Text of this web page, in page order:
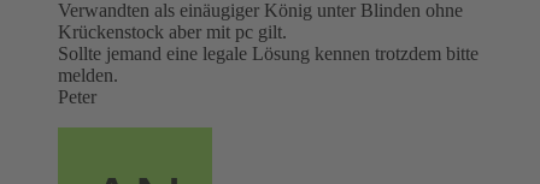
Verwandten als einäugiger König unter Blinden ohne
Krückenstock aber mit pc gilt.
Sollte jemand eine legale Lösung kennen trotzdem bitte
melden.
Peter